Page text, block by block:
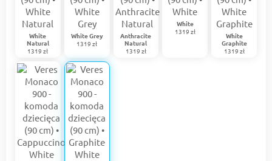
White
Natural
1319 zł
White Grey
1319 zł
Anthracite
Natural
1319 zł
White
1319 zł
White
Graphite
1319 zł